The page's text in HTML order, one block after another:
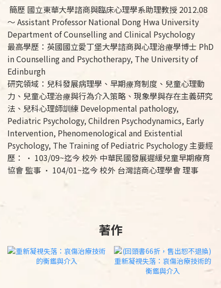
簡歷 國立東華大學諮商與臨床心理學系助理教授 2012.08
～ Assistant Professor National Dong Hwa University
Department of Counselling and Clinical Psychology
最高學歷：英國國立愛丁堡大學諮商與心理治療學博士 PhD
in Counselling and Psychotherapy, The University of
Edinburgh
研究領域：兒科發展病理學、早期療育制度、兒童心理動
力、兒童心理治療與行為介入策略、現象學與存在主義研究
法、兒科心理師訓練 Developmental pathology,
Pediatric Psychology, Children Psychodynamics, Early
Intervention, Phenomenological and Existential
Psychology, The Training of Pediatric Psychology 主要經
歷： • 103/09~迄今 校外 中華民國發展遲緩兒童早期療育
協會 監事 • 104/01~迄今 校外 台灣諮商心理學會 理事
著作